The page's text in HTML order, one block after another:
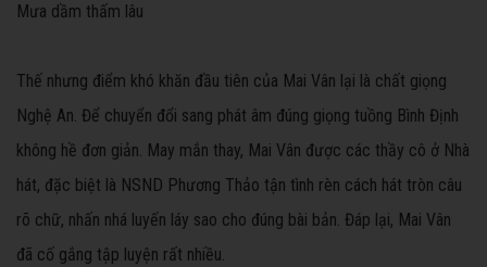
Mưa dầm thấm lâu
Thế nhưng điểm khó khăn đầu tiên của Mai Vân lại là chất giọng
Nghệ An. Để chuyển đổi sang phát âm đúng giọng tuồng Bình Định
không hề đơn giản. May mắn thay, Mai Vân được các thầy cô ở Nhà
hát, đặc biệt là NSND Phương Thảo tận tình rèn cách hát tròn câu
rõ chữ, nhấn nhá luyến láy sao cho đúng bài bản. Đáp lại, Mai Vân
đã cố gắng tập luyện rất nhiều.